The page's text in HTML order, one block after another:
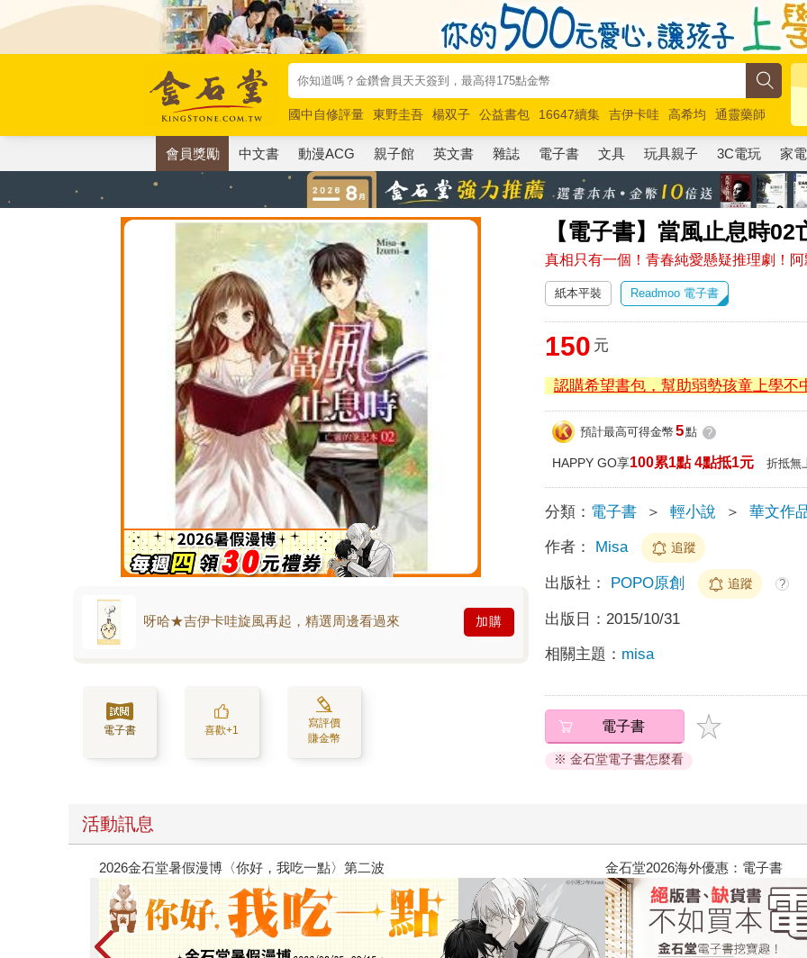
國中自修評量 東野圭吾 楊双子 公益書包 16647續集 吉伊卡哇 高希均
通靈藥師
唯紅花綻放
奧德賽 路邊攤新作 馬斯克 玩具總動員5 超慢跑
會員獎勵 中文書 動漫ACG 親子館 英文書 雜誌 電子書 文具 玩具親子 3C電玩 家電
【電子書】當風止息時
真相只有一個！青春純愛懸疑推理劇！
呀哈★吉伊卡哇旋風再起，精選周邊看過來 加購
電子書 喜歡+1
寫評價
賺金幣
紙本平裝 Readmoo 電子書
150 元
認購希望書包，幫助弱勢孩童上學不
預計最高可得金幣 5點 ?
HAPPY GO享100累1點 4點抵1元 折抵無
分類： 電子書 ＞ 輕小說 ＞ 華文作
作者： Misa 追蹤
出版社： POPO原創 追蹤 ?
出版日： 2015/10/31
相關主題： misa
電子書
※ 金石堂電子書怎麼看
活動訊息
攻殼機動隊 (1995) 4K數位修復版